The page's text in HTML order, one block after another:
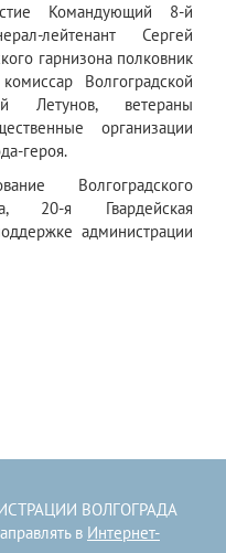
Командующий 8-й
лейтенант Сергей
гарнизона полковник
Волгоградской
Летунов, ветераны
организации
героя.
Волгоградского
20-я Гвардейская
администрации
ВОЛГОГРАДА
в Интернет-